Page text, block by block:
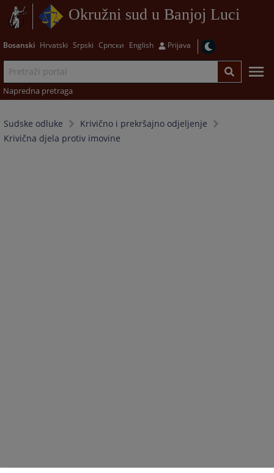
Okružni sud u Banjoj Luci
Bosanski Hrvatski Srpski Српски English Prijava
Napredna pretraga
Sudske odluke
Krivično i prekršajno odjeljenje
Krivična djela protiv imovine